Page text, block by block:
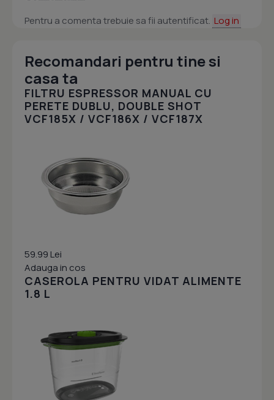
Pentru a comenta trebuie sa fii autentificat. Log in
Recomandari pentru tine si
casa ta
FILTRU ESPRESSOR MANUAL CU
PERETE DUBLU, DOUBLE SHOT
VCF185X / VCF186X / VCF187X
59.99 Lei
Adauga in cos
CASEROLA PENTRU VIDAT ALIMENTE
1.8 L